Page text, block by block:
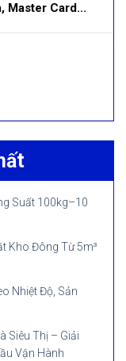
Master Card...
Suất 100kg–10
Kho Đông Từ 5m³
Nhiệt Độ, Sản
Siêu Thị – Giải
Vận Hành